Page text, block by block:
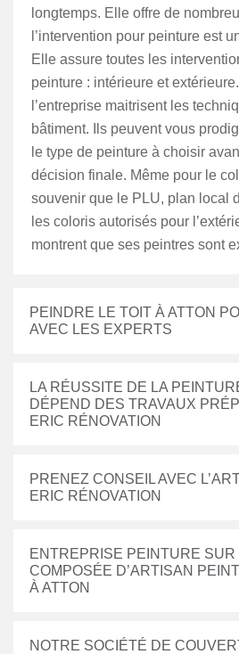
longtemps. Elle offre de
l’intervention pour peinture est
Elle assure toutes les
peinture : intérieure et
l’entreprise maitrisent les
bâtiment. Ils peuvent vous
le type de peinture à choisir
décision finale. Même pour le
souvenir que le PLU, plan local
les coloris autorisés pour
montrent que ses peintres sont
PEINDRE LE TOIT À ATTON
AVEC LES EXPERTS
LA RÉUSSITE DE LA
DÉPEND DES TRAVAUX
ERIC RÉNOVATION
PRENEZ CONSEIL AVEC
ERIC RÉNOVATION
ENTREPRISE PEINTURE SUR
COMPOSÉE D’ARTISAN
À ATTON
NOTRE SOCIÉTÉ DE